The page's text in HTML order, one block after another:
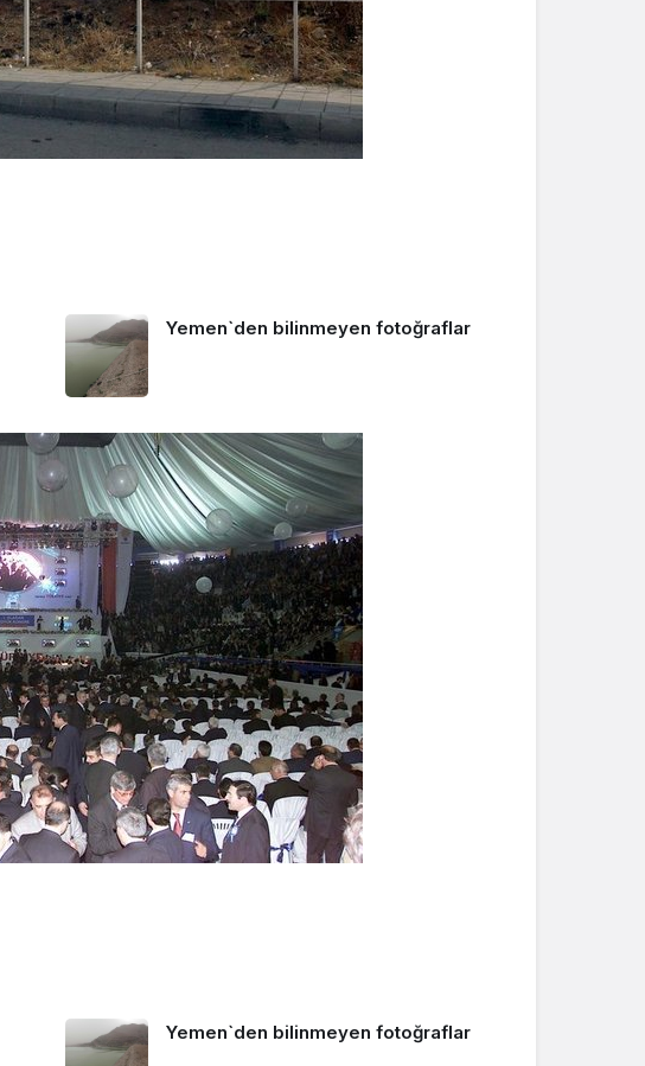
Yemen`den bilinmeyen fotoğraflar
Yemen`den bilinmeyen fotoğraflar